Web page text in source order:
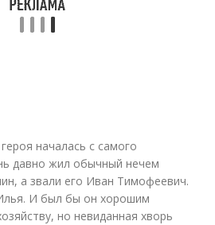
началась с самого
давно жил обычный нечем
а звали его Иван Тимофеевич.
И был бы он хорошим
но невиданная хворь